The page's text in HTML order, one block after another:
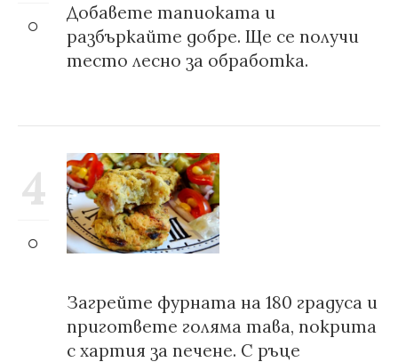
Добавете тапиоката и
разбъркайте добре. Ще се получи
тесто лесно за обработка.
4
Загрейте фурната на 180 градуса и
пригответе голяма тава, покрита
с хартия за печене. С ръце